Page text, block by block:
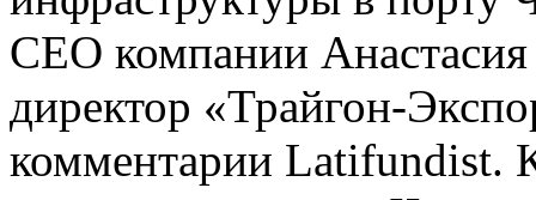
CEO компании
директор «Трайгон-
комментарии Latifundist.